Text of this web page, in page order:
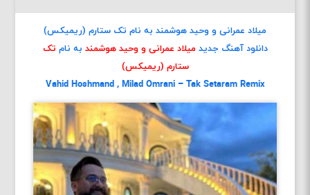
میلاد عمرانی و وحید هوشمند به نام تک ستارم (ریمیکس)
دانلود آهنگ جدید میلاد عمرانی و وحید هوشمند به نام تک
ستارم (ریمیکس)
Vahid Hoshmand , Milad Omrani – Tak Setaram Remix